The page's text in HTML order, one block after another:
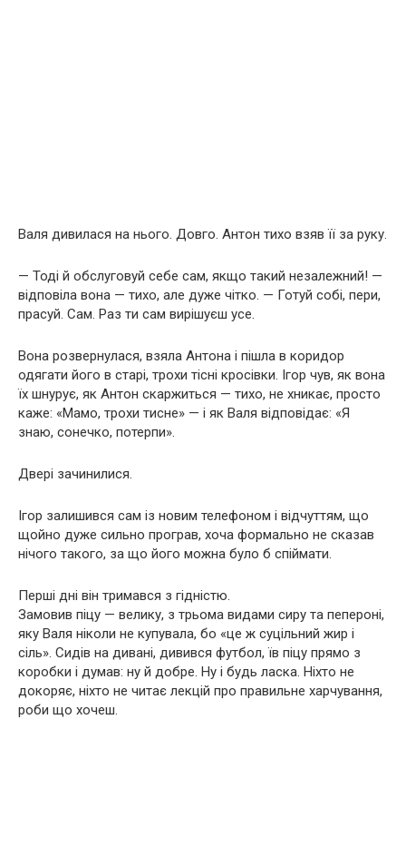
Валя дивилася на нього. Довго. Антон тихо взяв її за руку.
— Тоді й обслуговуй себе сам, якщо такий незалежний! —
відповіла вона — тихо, але дуже чітко. — Готуй собі, пери,
прасуй. Сам. Раз ти сам вирішуєш усе.
Вона розвернулася, взяла Антона і пішла в коридор
одягати його в старі, трохи тісні кросівки. Ігор чув, як вона
їх шнурує, як Антон скаржиться — тихо, не хникає, просто
каже: «Мамо, трохи тисне» — і як Валя відповідає: «Я
знаю, сонечко, потерпи».
Двері зачинилися.
Ігор залишився сам із новим телефоном і відчуттям, що
щойно дуже сильно програв, хоча формально не сказав
нічого такого, за що його можна було б спіймати.
Перші дні він тримався з гідністю.
Замовив піцу — велику, з трьома видами сиру та пепероні,
яку Валя ніколи не купувала, бо «це ж суцільний жир і
сіль». Сидів на дивані, дивився футбол, їв піцу прямо з
коробки і думав: ну й добре. Ну і будь ласка. Ніхто не
докоряє, ніхто не читає лекцій про правильне харчування,
роби що хочеш.